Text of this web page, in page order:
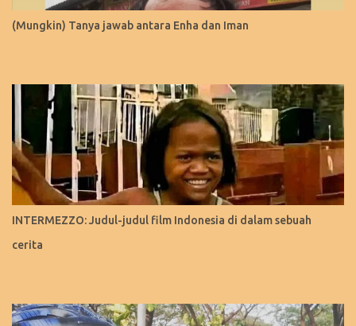
(Mungkin) Tanya jawab antara Enha dan Iman
INTERMEZZO: Judul-judul film Indonesia di dalam sebuah
cerita